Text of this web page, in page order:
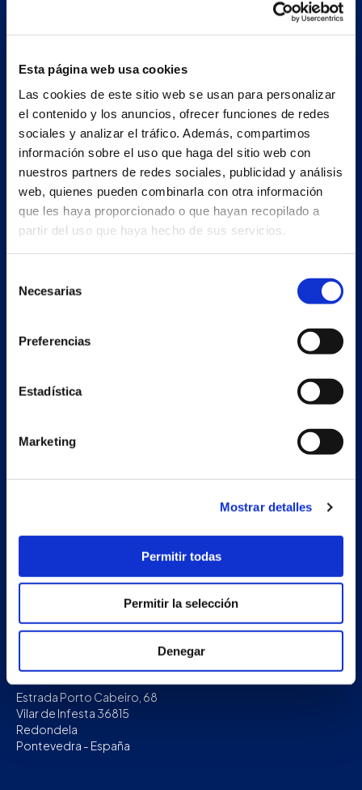
Esta página web usa cookies
Las cookies de este sitio web se usan para personalizar
el contenido y los anuncios, ofrecer funciones de redes
sociales y analizar el tráfico. Además, compartimos
información sobre el uso que haga del sitio web con
nuestros partners de redes sociales, publicidad y análisis
web, quienes pueden combinarla con otra información
que les haya proporcionado o que hayan recopilado a
partir del uso que haya hecho de sus servicios.
Necesarias
Preferencias
Estadística
Marketing
Mostrar detalles
Permitir todas
Permitir la selección
Denegar
ESP
Nave principal y oficinas
Estrada Porto Cabeiro, 35
Vilar de Infesta 36815
Redondela
Pontevedra - España
Nave auxiliar
Estrada Porto Cabeiro, 68
Vilar de Infesta 36815
Redondela
Pontevedra - España